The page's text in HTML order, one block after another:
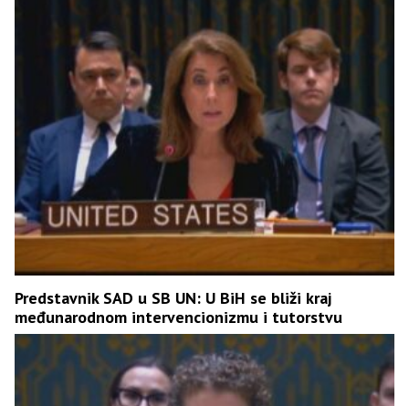
Predstavnik SAD u SB UN: U BiH se bliži kraj
međunarodnom intervencionizmu i tutorstvu